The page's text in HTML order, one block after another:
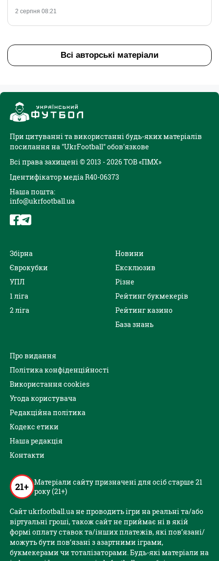
2 серпня 08:21
Всі авторські матеріали
При цитуванні та використанні будь-яких матеріалів
посилання на "UkrFootball" обов'язкове
Всі права захищені © 2013 - 2026 ТОВ «ПМХ»
Ідентифікатор медіа R40-06373
Наша пошта:
info@ukrfootball.ua
Збірна
Єврокубки
УПЛ
1 ліга
2 ліга
Новини
Ексклюзив
Різне
Рейтинг букмекерів
Рейтинг казино
База знань
Про видання
Політика конфіденційності
Використання cookies
Угода користувача
Редакційна політика
Кодекс етики
Наша редакція
Контакти
21+ Матеріали сайту призначені для осіб старше 21
року (21+)
Сайт ukrfootball.ua не проводить ігри на реальні та/або
віртуальні гроші, також сайт не приймає ні в якій
формі оплату ставок та/інших платежів, які пов’язані/
можуть бути пов’язані з азартними іграми,
букмекерами чи тоталізаторами. Будь-які матеріали на